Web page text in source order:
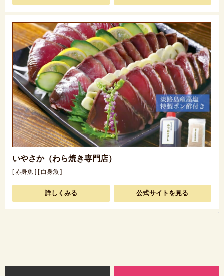
いやさか（わら焼き専門店）
[ 赤身魚 ] [ 白身魚 ]
詳しくみる 公式サイトを見る